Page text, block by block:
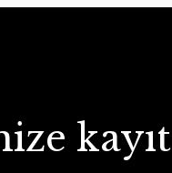
kayıt